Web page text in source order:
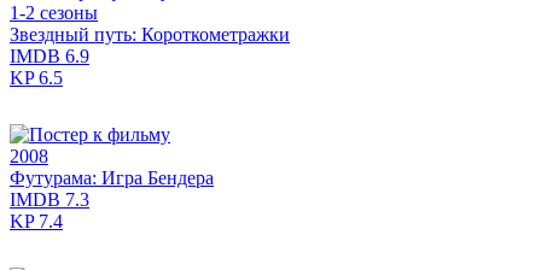
1-2 сезоны
Звездный путь: Короткометражки
IMDB 6.9
KP6.5
2008
Футурама: Игра Бендера
IMDB 7.3
KP7.4